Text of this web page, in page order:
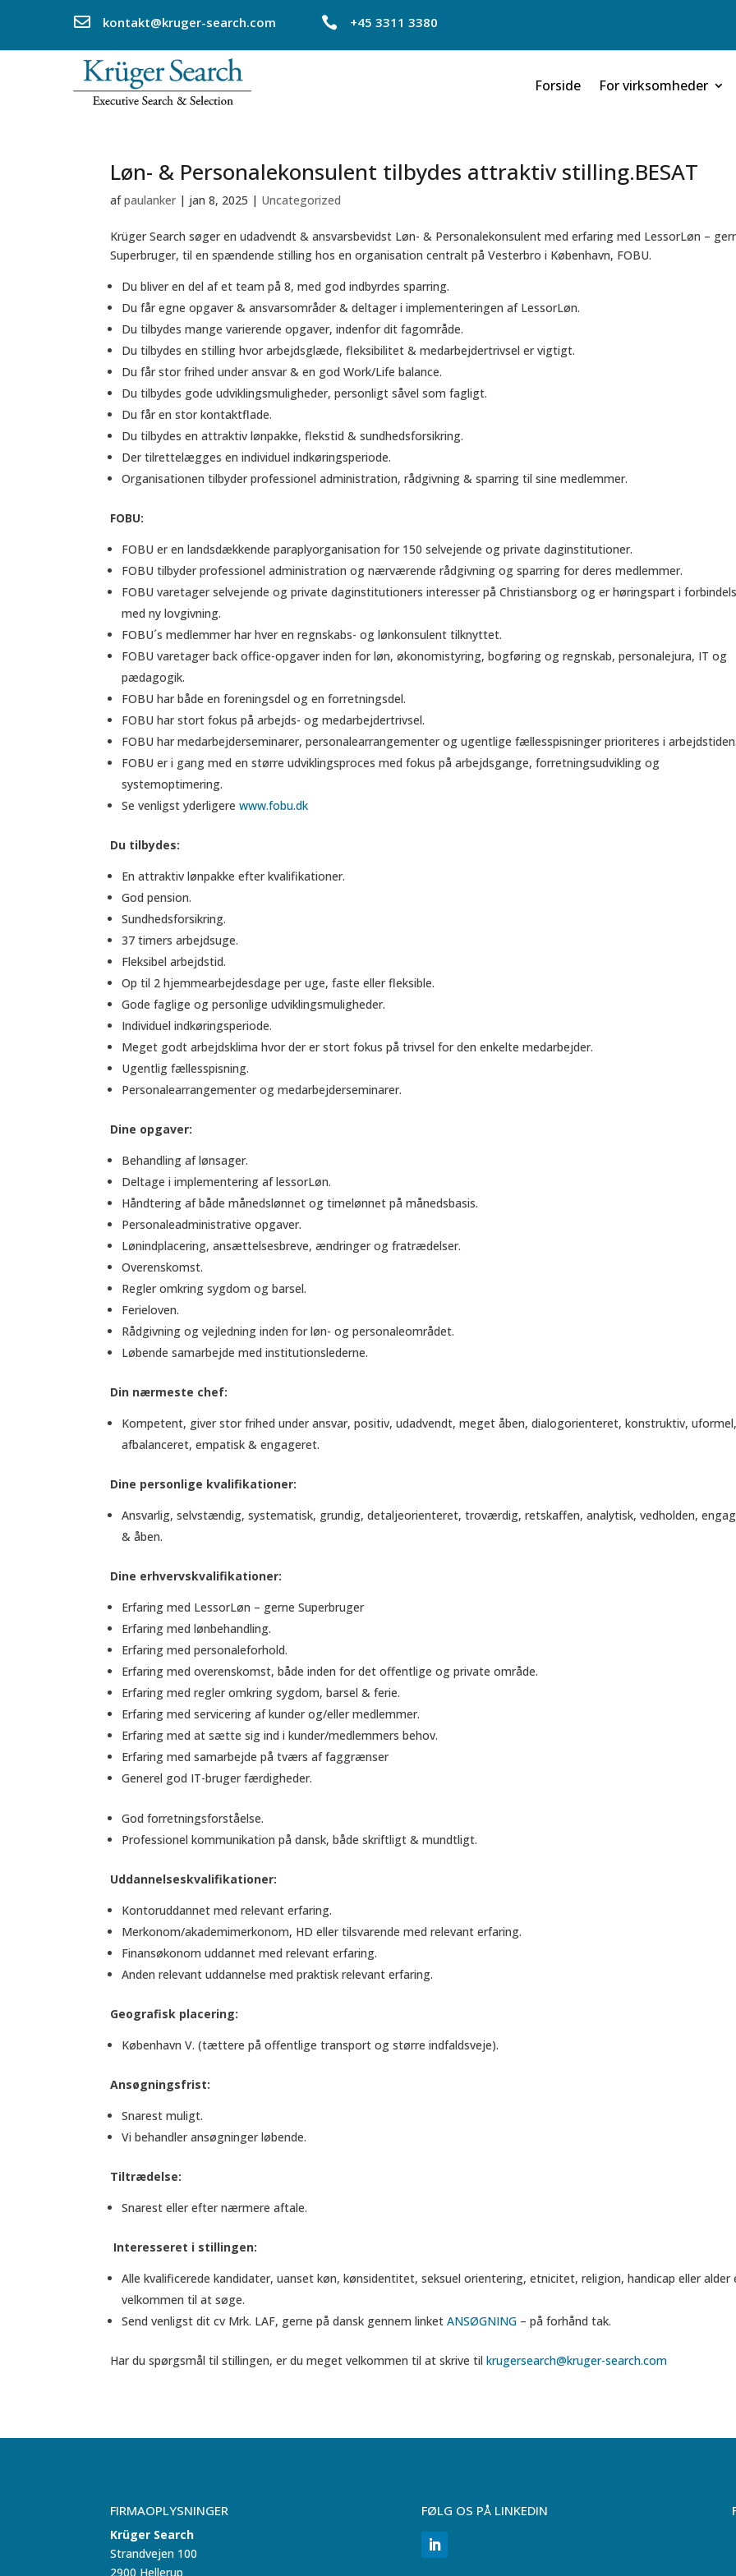
 kontakt@kruger-search.com  +45 3311 3380
Forside For virksomheder
Løn- & Personalekonsulent tilbydes attraktiv stilling.BESAT
afpaulanker | jan 8, 2025 | Uncategorized
Krüger Search søger en udadvendt & ansvarsbevidst Løn- & Personalekonsulent med erfaring med LessorLøn –
Superbruger, til en spændende stilling hos en organisation centralt på Vesterbro i København, FOBU.
Du bliver en del af et team på 8, med god indbyrdes sparring.
Du får egne opgaver & ansvarsområder & deltager i implementeringen af LessorLøn.
Du tilbydes mange varierende opgaver, indenfor dit fagområde.
Du tilbydes en stilling hvor arbejdsglæde, fleksibilitet & medarbejdertrivsel er vigtigt.
Du får stor frihed under ansvar & en god Work/Life balance.
Du tilbydes gode udviklingsmuligheder, personligt såvel som fagligt.
Du får en stor kontaktflade.
Du tilbydes en attraktiv lønpakke, flekstid & sundhedsforsikring.
Der tilrettelægges en individuel indkøringsperiode.
Organisationen tilbyder professionel administration, rådgivning & sparring til sine medlemmer.
FOBU:
FOBU er en landsdækkende paraplyorganisation for 150 selvejende og private daginstitutioner.
FOBU tilbyder professionel administration og nærværende rådgivning og sparring for deres medlemmer.
FOBU varetager selvejende og private daginstitutioners interesser på Christiansborg og er høringspart i
med ny lovgivning.
FOBU´s medlemmer har hver en regnskabs- og lønkonsulent tilknyttet.
FOBU varetager back office-opgaver inden for løn, økonomistyring, bogføring og regnskab, personalejura, IT og
pædagogik.
FOBU har både en foreningsdel og en forretningsdel.
FOBU har stort fokus på arbejds- og medarbejdertrivsel.
FOBU har medarbejderseminarer, personalearrangementer og ugentlige fællesspisninger prioriteres i
FOBU er i gang med en større udviklingsproces med fokus på arbejdsgange, forretningsudvikling og
systemoptimering.
Se venligst yderligerewww.fobu.dk
Du tilbydes:
En attraktiv lønpakke efter kvalifikationer.
God pension.
Sundhedsforsikring.
37 timers arbejdsuge.
Fleksibel arbejdstid.
Op til 2 hjemmearbejdesdage per uge, faste eller fleksible.
Gode faglige og personlige udviklingsmuligheder.
Individuel indkøringsperiode.
Meget godt arbejdsklima hvor der er stort fokus på trivsel for den enkelte medarbejder.
Ugentlig fællesspisning.
Personalearrangementer og medarbejderseminarer.
Dine opgaver:
Behandling af lønsager.
Deltage i implementering af lessorLøn.
Håndtering af både månedslønnet og timelønnet på månedsbasis.
Personaleadministrative opgaver.
Lønindplacering, ansættelsesbreve, ændringer og fratrædelser.
Overenskomst.
Regler omkring sygdom og barsel.
Ferieloven.
Rådgivning og vejledning inden for løn- og personaleområdet.
Løbende samarbejde med institutionslederne.
Din nærmeste chef:
Kompetent, giver stor frihed under ansvar, positiv, udadvendt, meget åben, dialogorienteret, konstruktiv,
afbalanceret, empatisk & engageret.
Dine personlige kvalifikationer:
Ansvarlig, selvstændig, systematisk, grundig, detaljeorienteret, troværdig, retskaffen, analytisk, vedholden,
& åben.
Dine erhvervskvalifikationer:
Erfaring med LessorLøn – gerne Superbruger
Erfaring med lønbehandling.
Erfaring med personaleforhold.
Erfaring med overenskomst, både inden for det offentlige og private område.
Erfaring med regler omkring sygdom, barsel & ferie.
Erfaring med servicering af kunder og/eller medlemmer.
Erfaring med at sætte sig ind i kunder/medlemmers behov.
Erfaring med samarbejde på tværs af faggrænser
Generel god IT-bruger færdigheder.
God forretningsforståelse.
Professionel kommunikation på dansk, både skriftligt & mundtligt.
Uddannelseskvalifikationer:
Kontoruddannet med relevant erfaring.
Merkonom/akademimerkonom, HD eller tilsvarende med relevant erfaring.
Finansøkonom uddannet med relevant erfaring.
Anden relevant uddannelse med praktisk relevant erfaring.
Geografisk placering:
København V. (tættere på offentlige transport og større indfaldsveje).
Ansøgningsfrist:
Snarest muligt.
Vi behandler ansøgninger løbende.
Tiltrædelse:
Snarest eller efter nærmere aftale.
Interesseret i stillingen:
Alle kvalificerede kandidater, uanset køn, kønsidentitet, seksuel orientering, etnicitet, religion, handicap eller alder
velkommen til at søge.
Send venligst dit cv Mrk. LAF, gerne på dansk gennem linketANSØGNING – på forhånd tak.
Har du spørgsmål til stillingen, er du meget velkommen til at skrive tilkrugersearch@kruger-search.com
FIRMAOPLYSNINGER
Krüger Search
Strandvejen 100
2900 Hellerup
FØLG OS PÅ LINKEDIN